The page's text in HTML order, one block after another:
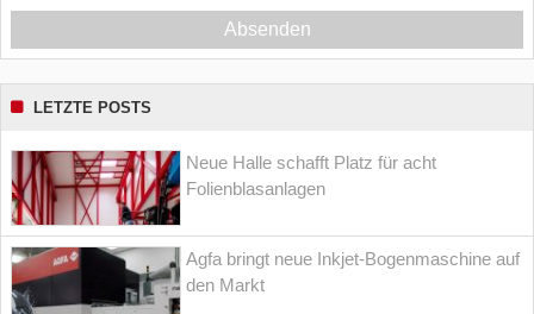
Absenden
LETZTE POSTS
Neue Halle schafft Platz für acht
Folienblasanlagen
Agfa bringt neue Inkjet-Bogenmaschine auf
den Markt